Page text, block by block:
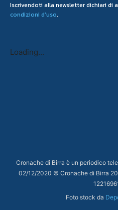
Iscrivendoti alla newsletter dichiari di
condizioni d'uso.
Loading...
Cronache di Birra è un periodico
02/12/2020 © Cronache di Birra
Foto stock da